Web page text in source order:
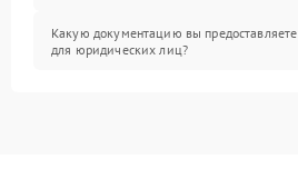
Какую документацию вы предоставляете
для юридических лиц?